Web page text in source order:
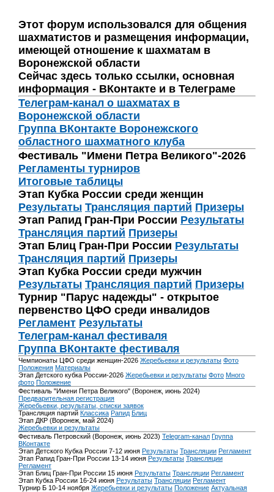
Этот форум использовался для общения
шахматистов и размещения информации,
имеющей отношение к шахматам в
Воронежской области
Сейчас здесь только ссылки, основная
информация - ВКонтакте и в Телеграме
Телеграм-канал о шахматах в
Воронежской области
Группа ВКонтакте Воронежского
областного шахматного клуба
Фестиваль "Имени Петра Великого"-2026
Регламенты турниров
Итоговые таблицы
Этап Кубка России среди женщин
Результаты Трансляция партий Призеры
Этап Рапид Гран-При России Результаты
Трансляция партий Призеры
Этап Блиц Гран-При России Результаты
Трансляция партий Призеры
Этап Кубка России среди мужчин
Результаты Трансляция партий Призеры
Турнир "Парус надежды" - открытое
первенство ЦФО среди инвалидов
Регламент Результаты
Телеграм-канал фестиваля
Группа ВКонтакте фестиваля
Чемпионаты ЦФО среди женщин-2026 Жеребьевки и результаты Фото
Положения Материалы
Этап Детского кубка России-2026 Жеребьевки и результаты Фото Много
фото Положение
Фестиваль "Имени Петра Великого" (Воронеж, июнь 2024)
Предварительная регистрация
Жеребьевки, результаты, списки заявок
Трансляция партий Классика Рапид Блиц
Этап ДКР (Воронеж, май 2024)
Жеребьевки и результаты
Фестиваль Петровский (Воронеж, июнь 2023) Telegram-канал Группа
ВКонтакте
Этап Детского Кубка России 7-12 июня Результаты Трансляции Регламент
Этап Рапид Гран-При России 13-14 июня Результаты Трансляции
Регламент
Этап Блиц Гран-При России 15 июня Результаты Трансляции Регламент
Этап Кубка России 16-24 июня Результаты Трансляции Регламент
Турнир Б 10-14 ноября Жеребьевки и результаты Положение Актуальная